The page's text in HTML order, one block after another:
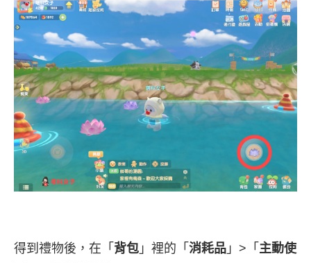
得到禮物後，在「 背包 」裡的「 消耗品 」>「 主動使